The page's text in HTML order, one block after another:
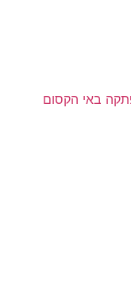
באי הקסום